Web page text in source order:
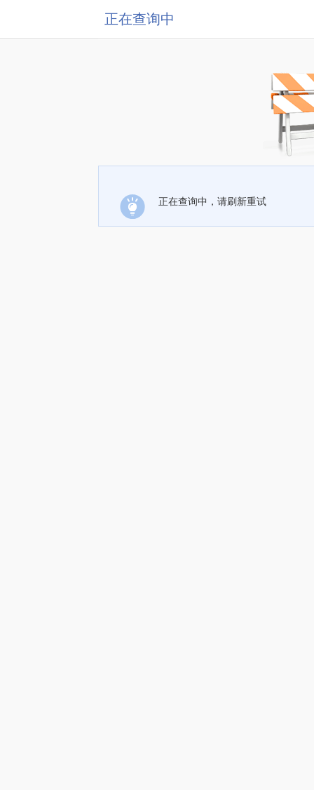
正在查询中
正在查询中，请刷新重试